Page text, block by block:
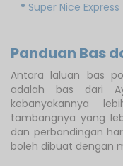
Super Nice Express
Panduan Bas
Antara laluan bas
adalah bas dari
kebanyakannya
tambangnya yang
dan perbandingan
boleh dibuat dengan